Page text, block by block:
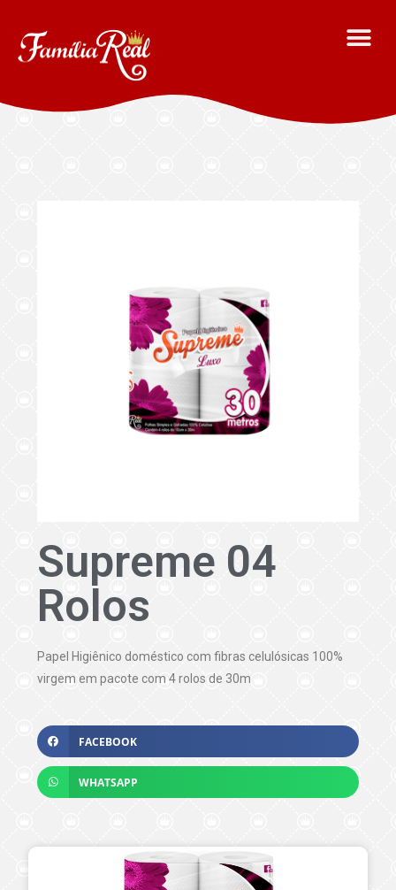
Supreme 04
Rolos
Papel Higiênico doméstico com fibras celulósicas 100%
virgem em pacote com 4 rolos de 30m
FACEBOOK
WHATSAPP